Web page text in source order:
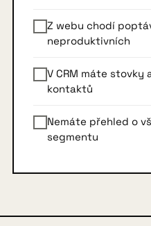
Z webu chodí
neproduktivních
V CRM máte stovky
kontaktů
Nemáte přehled o
segmentu